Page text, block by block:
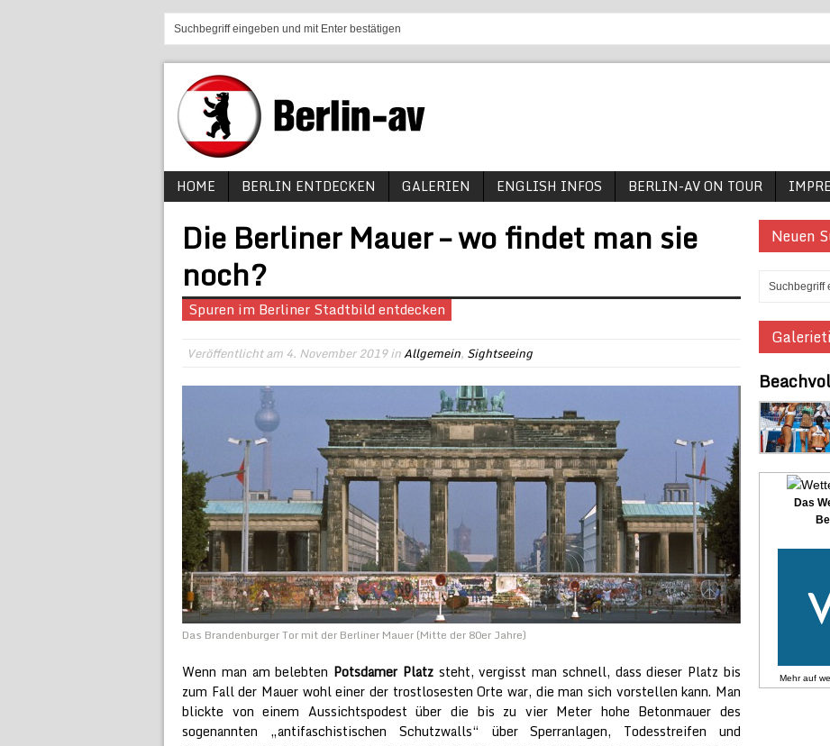
HOME BERLIN ENTDECKEN GALERIEN ENGLISH INFOS BERLIN-AV ON TOUR
Die Berliner Mauer – wo findet man sie
noch?
Spuren im Berliner Stadtbild entdecken
Veröffentlicht am 4. November 2019inAllgemein, Sightseeing
Das Brandenburger Tor mit der Berliner Mauer (Mitte der 80er Jahre)
Wenn man am belebten Potsdamer Platzsteht, vergisst man schnell, dass dieser Platz bis
zum Fall der Mauer wohl einer der trostlosesten Orte war, die man sich vorstellen kann. Man
blickte von einem Aussichtspodest über die bis zu vier Meter hohe Betonmauer des
sogenannten „antifaschistischen Schutzwalls“ über Sperranlagen, Todesstreifen und
Neuen
Das
Mehr auf